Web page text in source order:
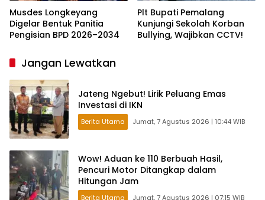
Musdes Longkeyang
Digelar Bentuk Panitia
Pengisian BPD 2026–2034
Plt Bupati Pemalang
Kunjungi Sekolah Korban
Bullying, Wajibkan CCTV!
Jangan Lewatkan
Jateng Ngebut! Lirik Peluang Emas
Investasi di IKN
Berita Utama Jumat, 7 Agustus 2026 | 10:44 WIB
Wow! Aduan ke 110 Berbuah Hasil,
Pencuri Motor Ditangkap dalam
Hitungan Jam
Berita Utama Jumat, 7 Agustus 2026 | 07:15 WIB